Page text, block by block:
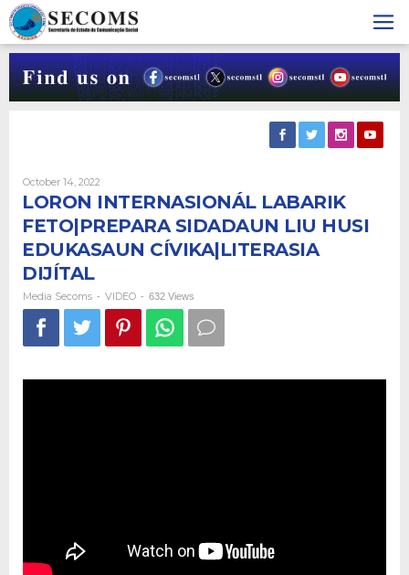
Skip
to
content
October 14, 2022
Media
Secoms
LORON INTERNASIONÁL LABARIK
FETO|PREPARA SIDADAUN LIU HUSI
EDUKASAUN CÍVIKA|LITERASIA
DIJÍTAL
Media Secoms - VIDEO - 632 Views